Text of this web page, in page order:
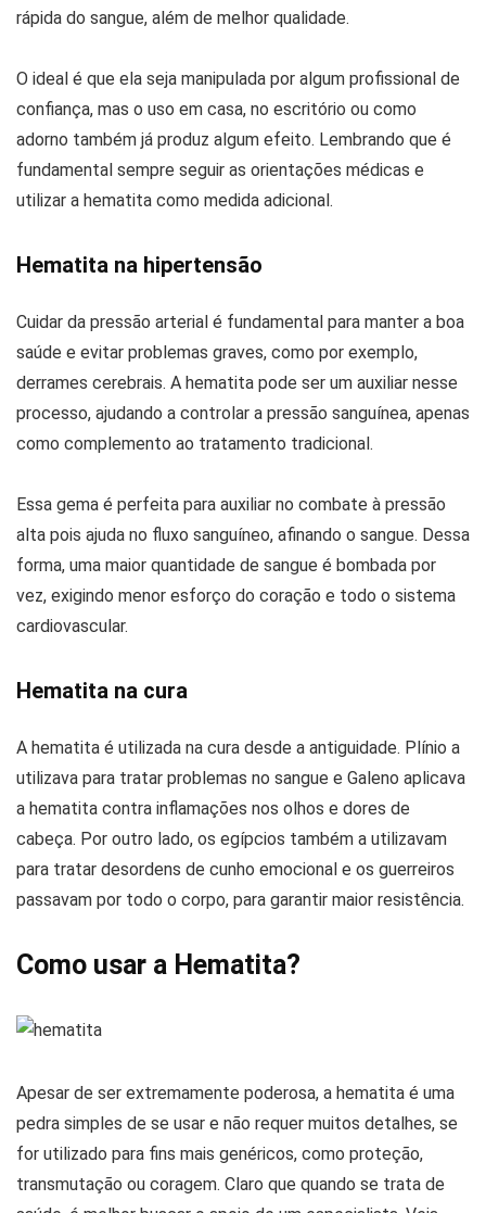
rápida do sangue, além de melhor qualidade.
O ideal é que ela seja manipulada por algum profissional de
confiança, mas o uso em casa, no escritório ou como
adorno também já produz algum efeito. Lembrando que é
fundamental sempre seguir as orientações médicas e
utilizar a hematita como medida adicional.
Hematita na hipertensão
Cuidar da pressão arterial é fundamental para manter a boa
saúde e evitar problemas graves, como por exemplo,
derrames cerebrais. A hematita pode ser um auxiliar nesse
processo, ajudando a controlar a pressão sanguínea, apenas
como complemento ao tratamento tradicional.
Essa gema é perfeita para auxiliar no combate à pressão
alta pois ajuda no fluxo sanguíneo, afinando o sangue. Dessa
forma, uma maior quantidade de sangue é bombada por
vez, exigindo menor esforço do coração e todo o sistema
cardiovascular.
Hematita na cura
A hematita é utilizada na cura desde a antiguidade. Plínio a
utilizava para tratar problemas no sangue e Galeno aplicava
a hematita contra inflamações nos olhos e dores de
cabeça. Por outro lado, os egípcios também a utilizavam
para tratar desordens de cunho emocional e os guerreiros
passavam por todo o corpo, para garantir maior resistência.
Como usar a Hematita?
Apesar de ser extremamente poderosa, a hematita é uma
pedra simples de se usar e não requer muitos detalhes, se
for utilizado para fins mais genéricos, como proteção,
transmutação ou coragem. Claro que quando se trata de